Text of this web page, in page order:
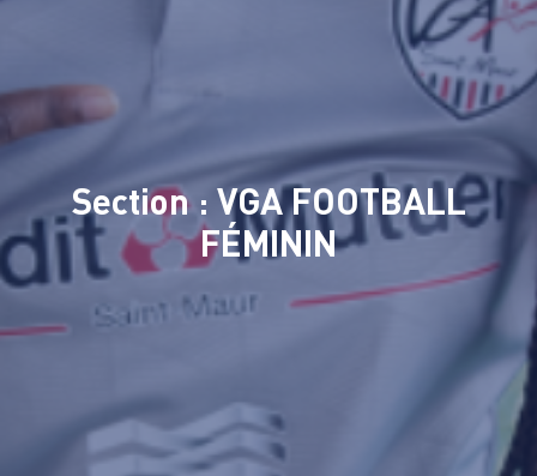
Section : VGA FOOTBALL
FÉMININ